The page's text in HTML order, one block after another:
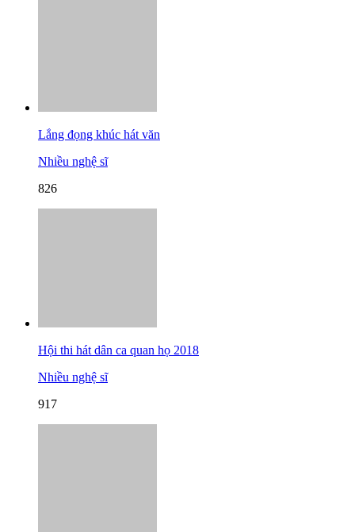
Lắng đọng khúc hát văn
Nhiều nghệ sĩ
826
Hội thi hát dân ca quan họ 2018
Nhiều nghệ sĩ
917